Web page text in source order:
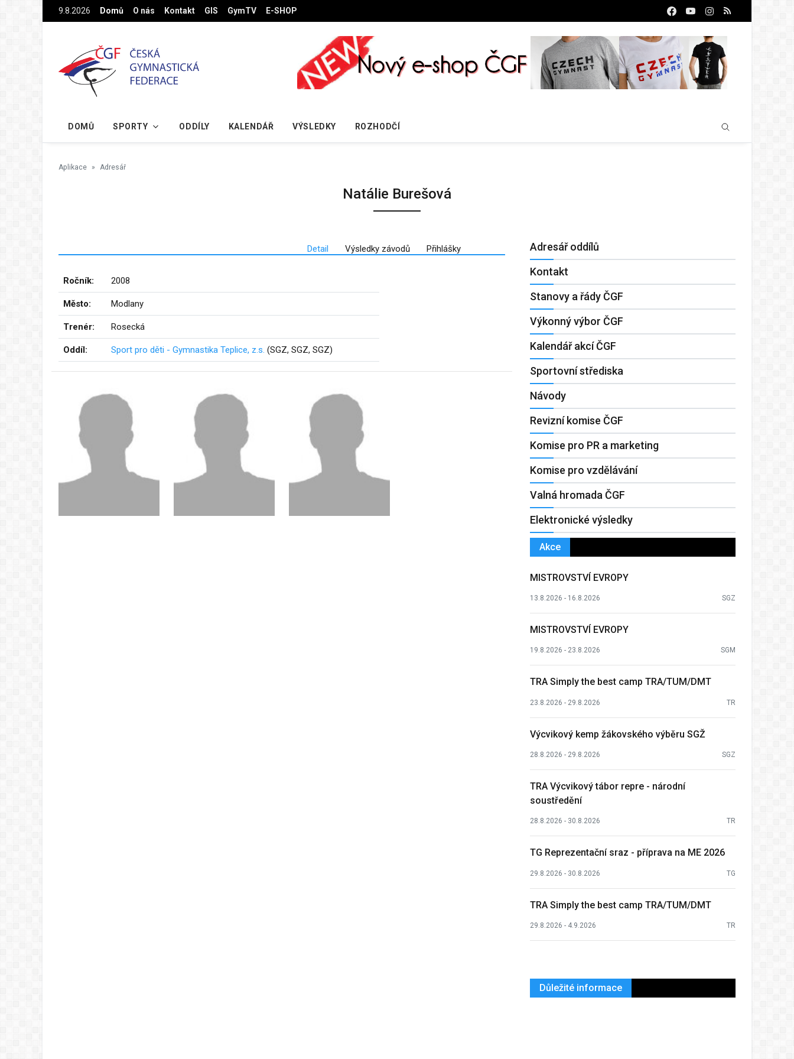
Na hlavní obsah9.8.2026 Domů O nás Kontakt GIS GymTV E-SHOP
DOMŮ SPORTY ODDÍLY KALENDÁŘ VÝSLEDKY ROZHODČÍ
Aplikace Adresář
Natálie Burešová
Detail Výsledky závodů Přihlášky
Ročník: 2008
Město: Modlany
Trenér: Rosecká
Oddíl: Sport pro děti - Gymnastika Teplice, z.s. (SGZ, SGZ, SGZ)
Adresář oddílů
Kontakt
Stanovy a řády ČGF
Výkonný výbor ČGF
Kalendář akcí ČGF
Sportovní střediska
Návody
Revizní komise ČGF
Komise pro PR a marketing
Komise pro vzdělávání
Valná hromada ČGF
Elektronické výsledky
Akce
MISTROVSTVÍ EVROPY
13.8.2026 - 16.8.2026 SGZ
MISTROVSTVÍ EVROPY
19.8.2026 - 23.8.2026 SGM
TRA Simply the best camp TRA/TUM/DMT
23.8.2026 - 29.8.2026 TR
Výcvikový kemp žákovského výběru SGŽ
28.8.2026 - 29.8.2026 SGZ
TRA Výcvikový tábor repre - národní
soustředění
28.8.2026 - 30.8.2026 TR
TG Reprezentační sraz - příprava na ME 2026
29.8.2026 - 30.8.2026 TG
TRA Simply the best camp TRA/TUM/DMT
29.8.2026 - 4.9.2026 TR
Důležité informace